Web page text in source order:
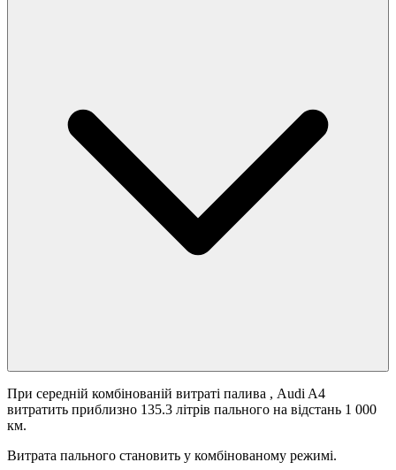
При середній комбінованій витраті палива , Audi A4
витратить приблизно 135.3 літрів пального на відстань 1 000
км.
Витрата пального становить у комбінованому режимі.